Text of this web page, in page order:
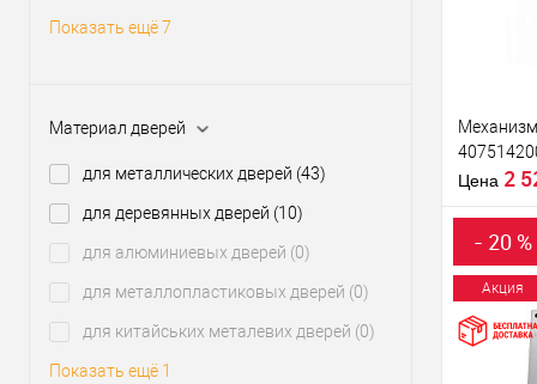
Показать ещё 7
Материал дверей
для металлических дверей (43)
для деревянных дверей (10)
для алюминиевых дверей (0)
для металлопластиковых дверей (0)
для китайських металевих дверей (0)
Показать ещё 1
В
Материал
Страна
Межосевое
расстояние
Цена 2
- 20 %
Акция